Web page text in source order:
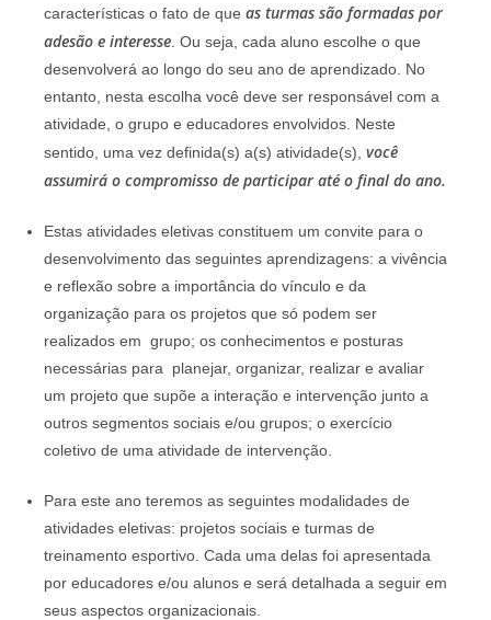
características o fato de que as turmas são formadas por
adesão e interesse . Ou seja, cada aluno escolhe o que
desenvolverá ao longo do seu ano de aprendizado. No
entanto, nesta escolha você deve ser responsável com a
atividade, o grupo e educadores envolvidos. Neste
sentido, uma vez definida(s) a(s) atividade(s), você
assumirá o compromisso de participar até o final do ano.
Estas atividades eletivas constituem um convite para o
desenvolvimento das seguintes aprendizagens: a vivência
e reflexão sobre a importância do vínculo e da
organização para os projetos que só podem ser
realizados em grupo; os conhecimentos e posturas
necessárias para planejar, organizar, realizar e avaliar
um projeto que supõe a interação e intervenção junto a
outros segmentos sociais e/ou grupos; o exercício
coletivo de uma atividade de intervenção.
Para este ano teremos as seguintes modalidades de
atividades eletivas: projetos sociais e turmas de
treinamento esportivo. Cada uma delas foi apresentada
por educadores e/ou alunos e será detalhada a seguir em
seus aspectos organizacionais.